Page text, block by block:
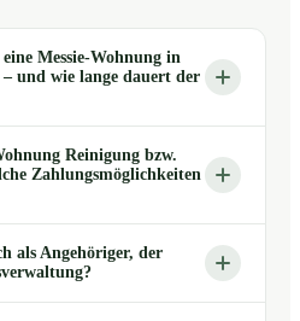
Messie-Wohnung in
und wie lange dauert der
Reinigung bzw.
Zahlungsmöglichkeiten
als Angehöriger, der